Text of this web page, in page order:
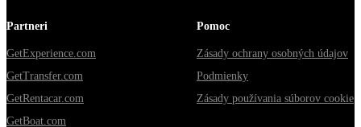
Partneri
GetExperience.com
GetTransfer.com
GetRentacar.com
GetBoat.com
Pomoc
Zásady ochrany osobných údajov
Podmienky
Zásady používania súborov cookie